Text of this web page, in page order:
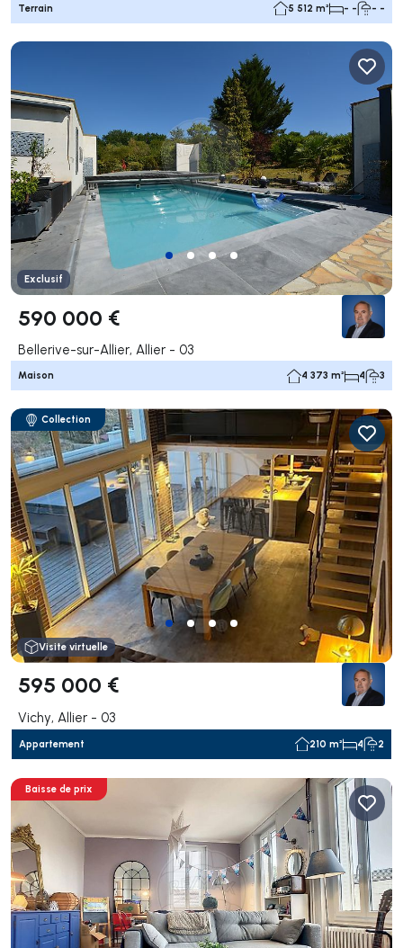
Terrain 5 512 m² - - - -
Exclusif
590 000 €
Bellerive-sur-Allier, Allier - 03
Maison 4 373 m² 4 3
Collection
Visite virtuelle
595 000 €
Vichy, Allier - 03
Appartement 210 m² 4 2
Baisse de prix